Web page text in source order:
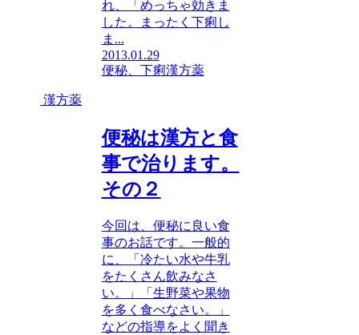
れ、「めっちゃ効きま
した。まったく下痢し
ま...
2013.01.29
便秘、下痢漢方薬
漢方薬
便秘は漢方と食
事で治ります。
その２
今回は、便秘に良い食
事のお話です。一般的
に、「冷たい水や牛乳
をたくさん飲みなさ
い。」「生野菜や果物
を多く食べなさい。」
などの指導をよく聞き